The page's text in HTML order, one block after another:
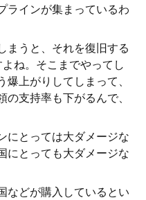
ラインが集まっているわ
まうと、それを復旧する
ね。そこまでやってし
上がりしてしまって、
支持率も下がるんで、
にとっては大ダメージな
にとっても大ダメージな
などが購入しているとい